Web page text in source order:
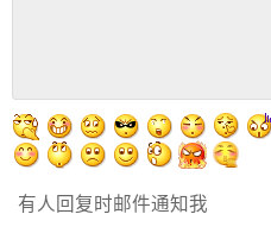
有人回复时邮件通知我